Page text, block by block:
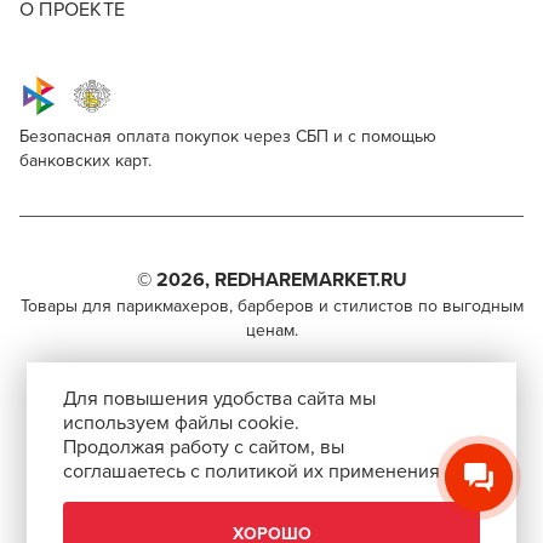
О ПРОЕКТЕ
Безопасная оплата покупок через СБП и с помощью
банковских карт.
© 2026, REDHAREMARKET.RU
Товары для парикмахеров, барберов и стилистов по выгодным
ценам.
+7 (495) 981-65-84
info@redhare.ru
г. Москва, ул. Нижняя Красносельская, 35-64,
этаж 6, помещение 1, комната 22, кабинет 2
СМОТРЕТЬ НА КАРТЕ
Для повышения удобства сайта мы
используем файлы cookie.
Продолжая работу с сайтом, вы
соглашаетесь с политикой их применения
ХОРОШО
Kapous Professional Hyaluronic Acid 9/26
СКОПИРОВАТЬ ССЫЛКУ
ВКОНТАКТЕ
WHATSAPP
парикмахерам, барберам, колористам и другим
специалистам бьюти-индустрии.